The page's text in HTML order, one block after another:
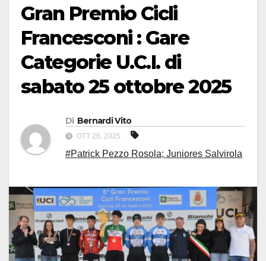
Gran Premio Cicli
Francesconi : Gare
Categorie U.C.I. di
sabato 25 ottobre 2025
Di Bernardi Vito
OTT 26, 2025
#Patrick Pezzo Rosola; Juniores Salvirola